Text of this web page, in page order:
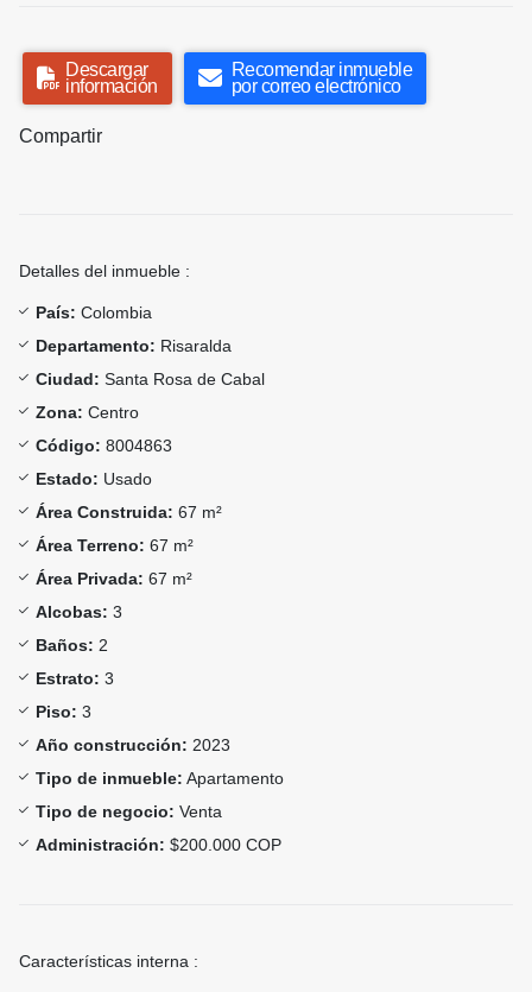
Descargar
información
Recomendar inmueble
por correo electrónico
Compartir
Detalles del inmueble :
País: Colombia
Departamento: Risaralda
Ciudad: Santa Rosa de Cabal
Zona: Centro
Código: 8004863
Estado: Usado
Área Construida: 67 m²
Área Terreno: 67 m²
Área Privada: 67 m²
Alcobas: 3
Baños: 2
Estrato: 3
Piso: 3
Año construcción: 2023
Tipo de inmueble: Apartamento
Tipo de negocio: Venta
Administración: $200.000 COP
Características interna :